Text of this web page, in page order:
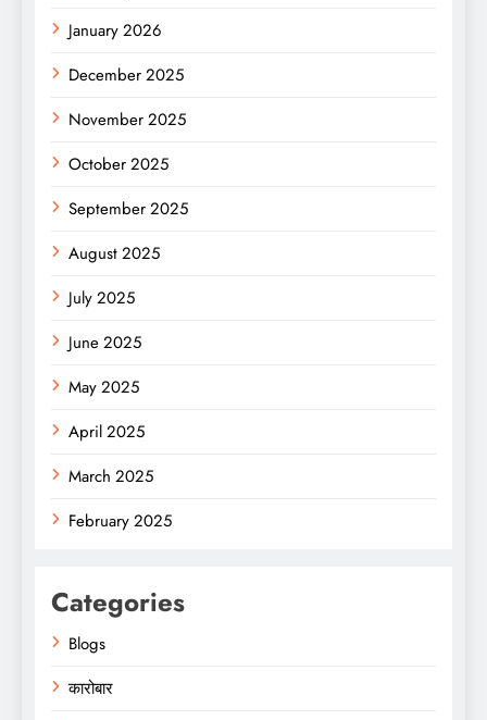
January 2026
December 2025
November 2025
October 2025
September 2025
August 2025
July 2025
June 2025
May 2025
April 2025
March 2025
February 2025
Categories
Blogs
कारोबार